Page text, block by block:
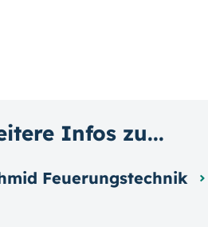
Infos zu...
Feuerungstechnik